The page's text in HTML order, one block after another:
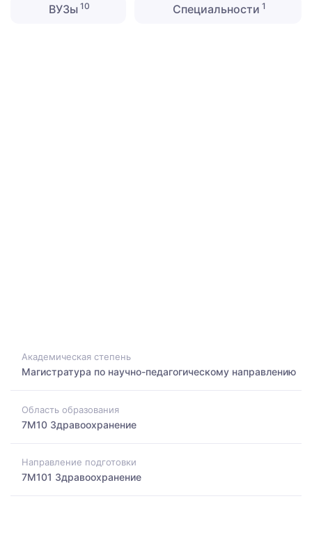
ВУЗы 10 Специальности 1
Академическая степень
Магистратура по научно-педагогическому направлению
Область образования
7M10 Здравоохранение
Направление подготовки
7M101 Здравоохранение